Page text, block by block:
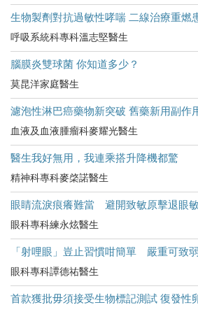
生物製劑對抗過敏性哮喘 二線治療重燃
呼吸系統科專科溫志堅醫生
腦膜炎雙球菌 你知道多少？
莫昆洋家庭醫生
濾泡性淋巴癌藥物新突破 舊藥新用副作
血液及血液腫瘤科麥耀光醫生
醫生我好無用，我連乘搭升降機都驚
精神科專科麥棨諾醫生
眼睛流淚痕癢難當 避開致敏原擊退眼
眼科專科練永炫醫生
「射哩眼」豈止習慣咁簡單 嚴重可致
眼科專科譚德祐醫生
首款獲批毋須接受生物標記測試 復發性